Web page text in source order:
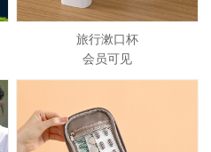
旅行漱口杯
会员可见